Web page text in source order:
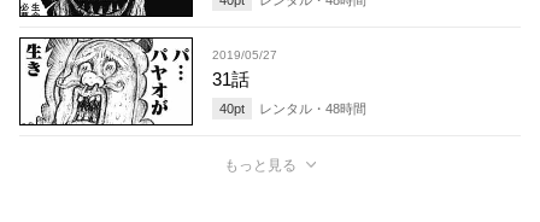
2019/05/27
31話
40pt レンタル・ 48時間
もっと見る